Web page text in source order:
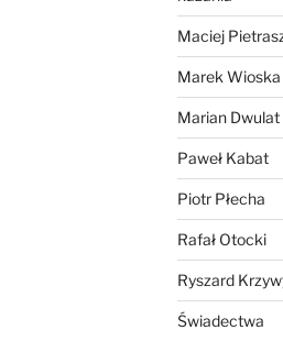
Maciej
Marek Wioska
Marian Dwulat
Paweł Kabat
Piotr Płecha
Rafał Otocki
Ryszard
Świadectwa